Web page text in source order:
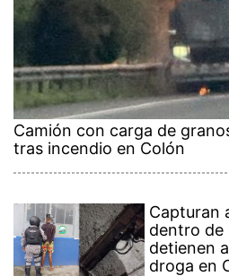
Camión con carga de
tras incendio en Colón
Capturan
dentro de
detienen
droga en